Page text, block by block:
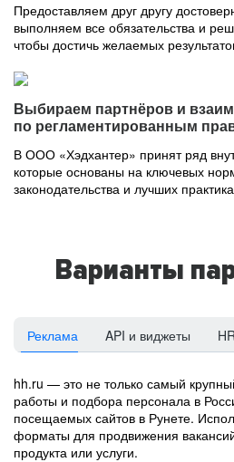
Предоставляем друг другу
выполняем все обязательства и
чтобы достичь желаемых
Выбираем партнёров и
по регламентированным
В ООО «Хэдхантер» принят ряд
которые основаны на ключевых
законодательства и лучших
Варианты
Реклама API и виджеты
hh.ru — это не только самый
работы и подбора персонала в
посещаемых сайтов в Рунете.
форматы для продвижения
продукта или услуги.